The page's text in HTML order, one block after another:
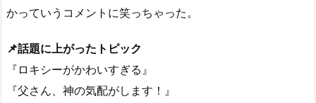
かっていうコメントに笑っちゃった。
📌話題に上がったトピック
『ロキシーがかわいすぎる』
『父さん、神の気配がします！』